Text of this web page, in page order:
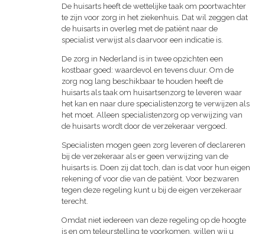
De huisarts heeft de wettelijke taak om poortwachter
te zijn voor zorg in het ziekenhuis. Dat wil zeggen dat
de huisarts in overleg met de patiënt naar de
specialist verwijst als daarvoor een indicatie is.
De zorg in Nederland is in twee opzichten een
kostbaar goed: waardevol en tevens duur. Om de
zorg nog lang beschikbaar te houden heeft de
huisarts als taak om huisartsenzorg te leveren waar
het kan en naar dure specialistenzorg te verwijzen als
het moet. Alleen specialistenzorg op verwijzing van
de huisarts wordt door de verzekeraar vergoed.
Specialisten mogen geen zorg leveren of declareren
bij de verzekeraar als er geen verwijzing van de
huisarts is. Doen zij dat toch, dan is dat voor hun eigen
rekening of voor die van de patiënt. Voor bezwaren
tegen deze regeling kunt u bij de eigen verzekeraar
terecht.
Omdat niet iedereen van deze regeling op de hoogte
is en om teleurstelling te voorkomen, willen wij u